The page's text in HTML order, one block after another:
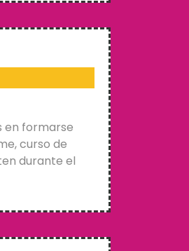
en formarse
curso de
durante el